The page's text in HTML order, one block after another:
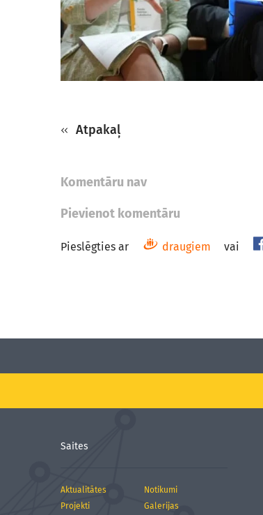
Atpakaļ
Komentāru nav
Pievienot komentāru
Pieslēgties ar draugiem vai
Saites
Aktualitātes
Notikumi
Projekti
Galerijas